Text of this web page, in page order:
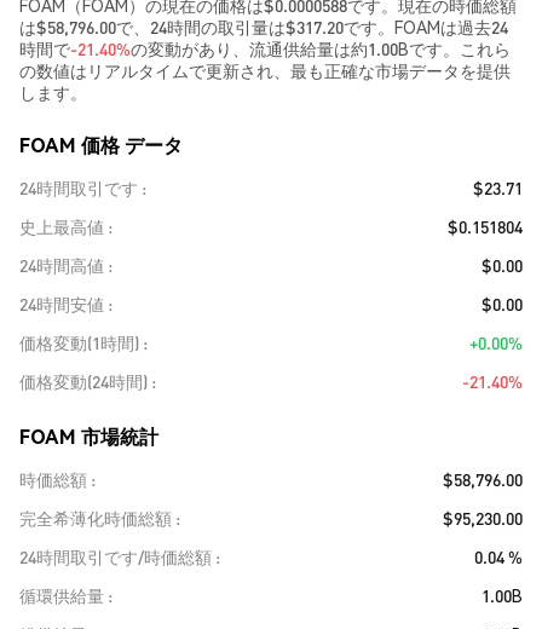
FOAM（FOAM）の現在の価格は$0.0000588です。現在の時価総額
は$58,796.00で、24時間の取引量は$317.20です。FOAMは過去24
時間で-21.40%の変動があり、流通供給量は約1.00Bです。これら
の数値はリアルタイムで更新され、最も正確な市場データを提供
します。
FOAM 価格 データ
24時間取引です
$23.71
史上最高値
$0.151804
24時間高値
$0.00
24時間安値
$0.00
価格変動(1時間)
+0.00%
価格変動(24時間)
-21.40%
FOAM 市場統計
時価総額
$58,796.00
完全希薄化時価総額
$95,230.00
24時間取引です/時価総額
0.04 %
循環供給量
1.00B